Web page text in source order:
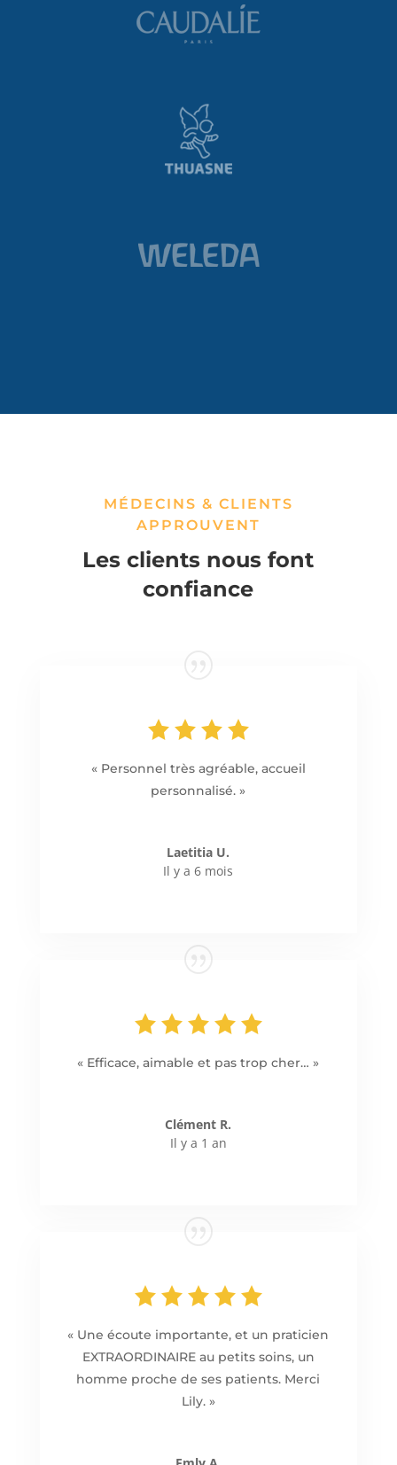
MÉDECINS & CLIENTS
APPROUVENT
Les clients nous font
confiance
« Personnel très agréable, accueil
personnalisé. »
Laetitia U.
Il y a 6 mois
« Efficace, aimable et pas trop cher… »
Clément R.
Il y a 1 an
« Une écoute importante, et un praticien
EXTRAORDINAIRE au petits soins, un
homme proche de ses patients. Merci
Lily. »